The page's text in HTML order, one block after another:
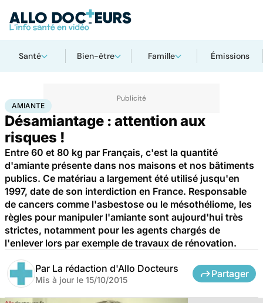
Santé Bien-être Famille Émissions
AccueilSanté
AMIANTE
Désamiantage : attention aux
risques !
Entre 60 et 80 kg par Français, c'est la quantité
d'amiante présente dans nos maisons et nos bâtiments
publics. Ce matériau a largement été utilisé jusqu'en
1997, date de son interdiction en France. Responsable
de cancers comme l'asbestose ou le mésothéliome, les
règles pour manipuler l'amiante sont aujourd'hui très
strictes, notamment pour les agents chargés de
l'enlever lors par exemple de travaux de rénovation.
Par La rédaction d'Allo Docteurs
Mis à jour le 15/10/2015
Partager